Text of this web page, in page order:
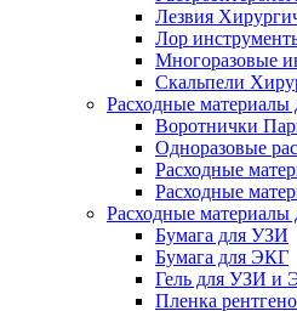
Лезвия
Лор
Многоразовые
Скальпели
Расходные материалы
Воротнички
Одноразовые
Расходные
Расходные
Расходные
Бумага для УЗИ
Бумага для ЭКГ
Гель для УЗИ и
Пленка